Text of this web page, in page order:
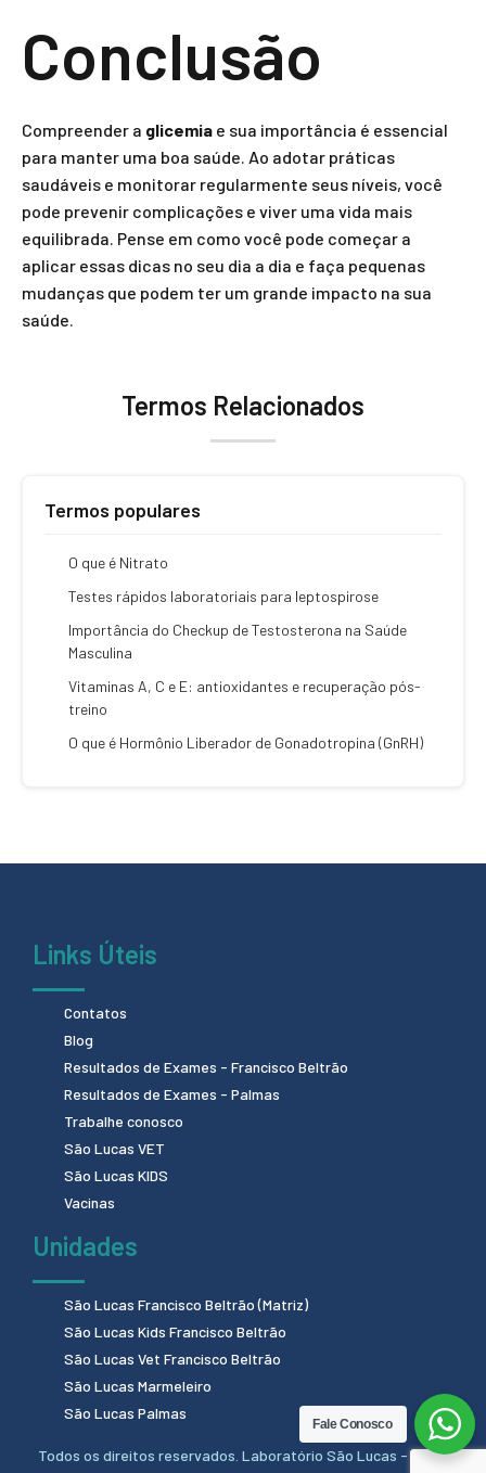
Conclusão
Compreender a glicemia e sua importância é essencial
para manter uma boa saúde. Ao adotar práticas
saudáveis e monitorar regularmente seus níveis, você
pode prevenir complicações e viver uma vida mais
equilibrada. Pense em como você pode começar a
aplicar essas dicas no seu dia a dia e faça pequenas
mudanças que podem ter um grande impacto na sua
saúde.
Termos Relacionados
Termos populares
O que é Nitrato
Testes rápidos laboratoriais para leptospirose
Importância do Checkup de Testosterona na Saúde
Masculina
Vitaminas A, C e E: antioxidantes e recuperação pós-
treino
O que é Hormônio Liberador de Gonadotropina (GnRH)
Links Úteis
Contatos
Blog
Resultados de Exames - Francisco Beltrão
Resultados de Exames - Palmas
Trabalhe conosco
São Lucas VET
São Lucas KIDS
Vacinas
Unidades
São Lucas Francisco Beltrão (Matriz)
São Lucas Kids Francisco Beltrão
São Lucas Vet Francisco Beltrão
São Lucas Marmeleiro
São Lucas Palmas
Todos os direitos reservados. Laboratório São Lucas - 2024.
Fale Conosco